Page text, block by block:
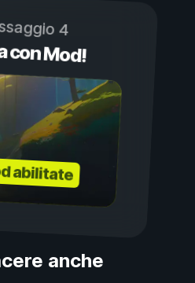
4
con Mod!
abilitate
anche